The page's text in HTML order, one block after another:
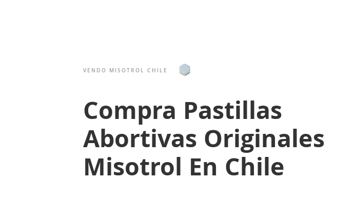
VENDO MISOTROL CHILE
Compra Pastillas
Abortivas Originales
Misotrol En Chile